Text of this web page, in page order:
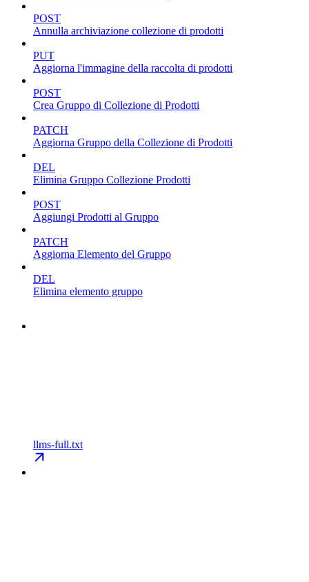
POST
Annulla archiviazione collezione di prodotti
PUT
Aggiorna l'immagine della raccolta di prodotti
POST
Crea Gruppo di Collezione di Prodotti
PATCH
Aggiorna Gruppo della Collezione di Prodotti
DEL
Elimina Gruppo Collezione Prodotti
POST
Aggiungi Prodotti al Gruppo
PATCH
Aggiorna Elemento del Gruppo
DEL
Elimina elemento gruppo
llms-full.txt